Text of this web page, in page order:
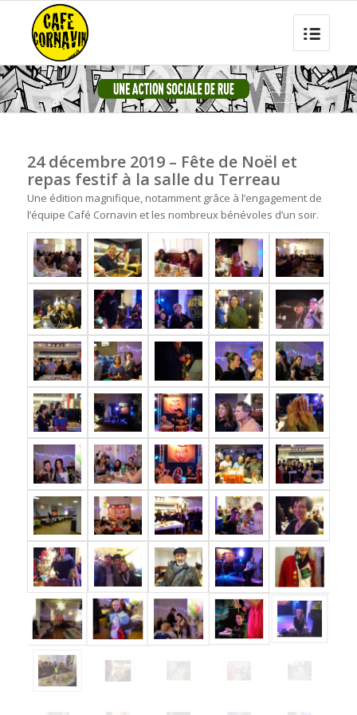
24 décembre 2019 – Fête de Noël et
repas festif à la salle du Terreau
Une édition magnifique, notamment grâce à l’engagement de
l’équipe Café Cornavin et les nombreux bénévoles d’un soir.